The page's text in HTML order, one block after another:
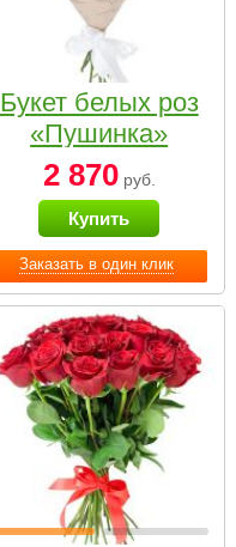
Заказать в один клик
Букет белых роз
«Пушинка»
2 870руб.
Купить